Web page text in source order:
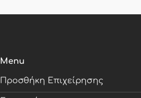
Menu
Προσθήκη Επιχείρησης